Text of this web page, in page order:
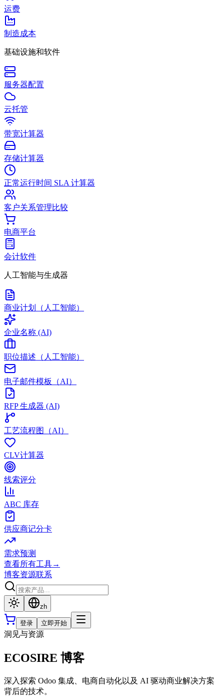
运费
制造成本
基础设施和软件
服务器配置
云托管
带宽计算器
存储计算器
正常运行时间 SLA 计算器
客户关系管理比较
电商平台
会计软件
人工智能与生成器
商业计划（人工智能）
企业名称 (AI)
职位描述（人工智能）
电子邮件模板（AI）
RFP 生成器 (AI)
工艺流程图（AI）
CLV计算器
线索评分
ABC 库存
供应商记分卡
需求预测
查看所有工具→
博客资源联系
zh
登录 立即开始
洞见与资源
ECOSIRE 博客
深入探索 Odoo 集成、电商自动化以及 AI 驱动商业解决方案
背后的技术。